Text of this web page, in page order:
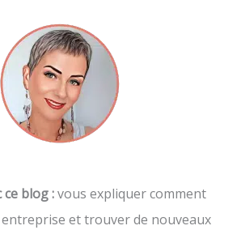
blog :vous expliquer comment
et trouver de nouveaux